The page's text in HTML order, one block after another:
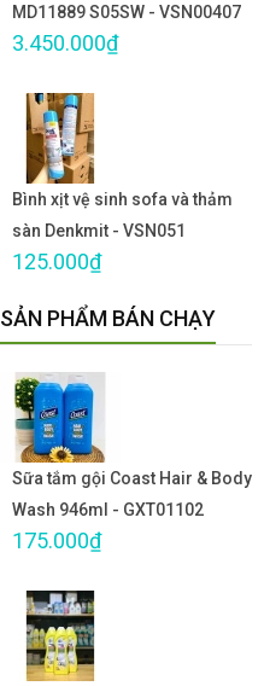
MD11889 S05SW - VSN00407
3.450.000₫
Bình xịt vệ sinh sofa và thảm
sàn Denkmit - VSN051
125.000₫
SẢN PHẨM BÁN CHẠY
Sữa tắm gội Coast Hair & Body
Wash 946ml - GXT01102
175.000₫